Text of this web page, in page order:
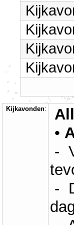
Kijkavonden:
•
-
-